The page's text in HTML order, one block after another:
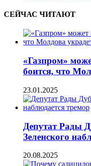
СЕЙЧАС ЧИТАЮТ
«Газпром»
боится, что
23.01.2025
Депутат Рады
Зеленского
20.08.2025